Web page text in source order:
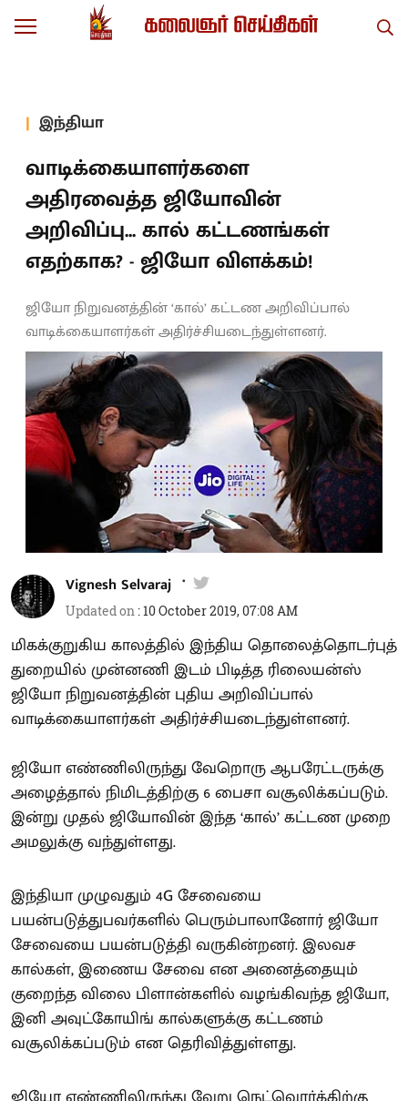
இந்தியா
வாடிக்கையாளர்களை
அதிரவைத்த ஜியோவின்
அறிவிப்பு... கால் கட்டணங்கள்
எதற்காக? - ஜியோ விளக்கம்!
ஜியோ நிறுவனத்தின் ‘கால்’ கட்டண அறிவிப்பால்
வாடிக்கையாளர்கள் அதிர்ச்சியடைந்துள்ளனர்.
Vignesh Selvaraj
Updated on :10 October 2019, 07:08 AM
மிகக்குறுகிய காலத்தில் இந்திய தொலைத்தொடர்புத்
துறையில் முன்னணி இடம் பிடித்த ரிலையன்ஸ்
ஜியோ நிறுவனத்தின் புதிய அறிவிப்பால்
வாடிக்கையாளர்கள் அதிர்ச்சியடைந்துள்ளனர்.
ஜியோ எண்ணிலிருந்து வேறொரு ஆபரேட்டருக்கு
அழைத்தால் நிமிடத்திற்கு 6 பைசா வசூலிக்கப்படும்.
இன்று முதல் ஜியோவின் இந்த ‘கால்’ கட்டண முறை
அமலுக்கு வந்துள்ளது.
இந்தியா முழுவதும் 4G சேவையை
பயன்படுத்துபவர்களில் பெரும்பாலானோர் ஜியோ
சேவையை பயன்படுத்தி வருகின்றனர். இலவச
கால்கள், இணைய சேவை என அனைத்தையும்
குறைந்த விலை பிளான்களில் வழங்கிவந்த ஜியோ,
இனி அவுட்கோயிங் கால்களுக்கு கட்டணம்
வசூலிக்கப்படும் என தெரிவித்துள்ளது.